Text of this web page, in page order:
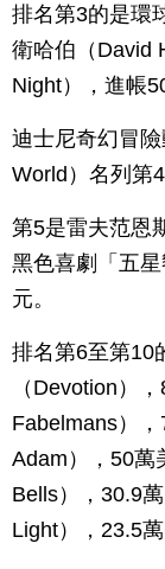
排名第3的是環
衛哈伯（David
Night），進帳
迪士尼奇幻冒
World）名列第
第5是雷夫范恩
黑色喜劇「五
元。
排名第6至第10
（Devotion）
Fabelmans）
Adam），50萬
Bells），30.9
Light），23.5萬